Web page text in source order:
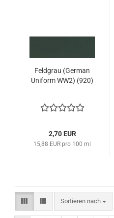
Feldgrau (German
Uniform WW2) (920)
2,70 EUR
15,88 EUR pro 100 ml
Sortieren nach
Sortieren nach